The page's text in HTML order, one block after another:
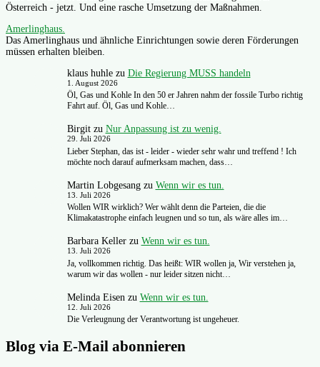
Österreich - jetzt. Und eine rasche Umsetzung der Maßnahmen.
Amerlinghaus.
Das Amerlinghaus und ähnliche Einrichtungen sowie deren Förderungen
müssen erhalten bleiben.
klaus huhlezu Die Regierung MUSS handeln
1. August 2026
Öl, Gas und Kohle In den 50 er Jahren nahm der fossile Turbo richtig
Fahrt auf. Öl, Gas und Kohle…
Birgitzu Nur Anpassung ist zu wenig.
29. Juli 2026
Lieber Stephan, das ist - leider - wieder sehr wahr und treffend ! Ich
möchte noch darauf aufmerksam machen, dass…
Martin Lobgesangzu Wenn wir es tun.
13. Juli 2026
Wollen WIR wirklich? Wer wählt denn die Parteien, die die
Klimakatastrophe einfach leugnen und so tun, als wäre alles im…
Barbara Kellerzu Wenn wir es tun.
13. Juli 2026
Ja, vollkommen richtig. Das heißt: WIR wollen ja, Wir verstehen ja,
warum wir das wollen - nur leider sitzen nicht…
Melinda Eisen zu Wenn wir es tun.
12. Juli 2026
Die Verleugnung der Verantwortung ist ungeheuer.
Blog via E-Mail abonnieren